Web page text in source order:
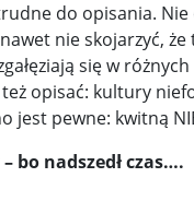
do opisania.
nie skojarzyć,
się w
opisać: kultury
jest pewne: kwitną
bo nadszedł czas….